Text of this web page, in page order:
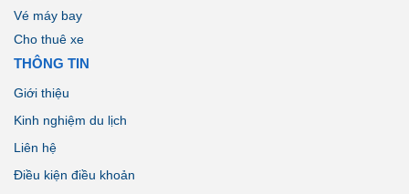
Vé máy bay
Cho thuê xe
THÔNG TIN
Giới thiệu
Kinh nghiệm du lịch
Liên hệ
Điều kiện điều khoản